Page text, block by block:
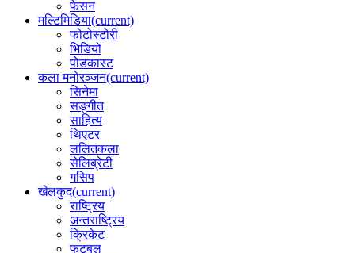
फेसन
मल्टिमिडिया(current)
फोटोस्टोरी
भिडियो
पोडकास्ट
कला मनोरञ्जन(current)
सिनेमा
सङ्गीत
साहित्य
थिएटर
ललितकला
सेलिब्रेटी
गसिप
खेलकुद(current)
राष्ट्रिय
अन्तराष्ट्रिय
क्रिकेट
फुटबल